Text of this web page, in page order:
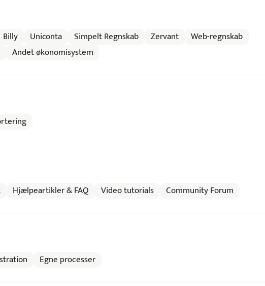
Billy Uniconta Simpelt Regnskab Zervant
Web-regnskab
Andet økonomisystem
Hjælpeartikler & FAQ Video tutorials Community Forum
Egne processer